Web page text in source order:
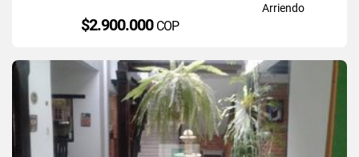
Arriendo
$2.900.000 COP